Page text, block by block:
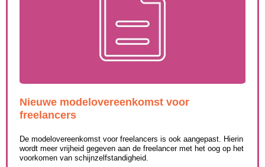
Nieuwe modelovereenkomst voor
freelancers
De modelovereenkomst voor freelancers is ook aangepast. Hierin
wordt meer vrijheid gegeven aan de freelancer met het oog op het
voorkomen van schijnzelfstandigheid.